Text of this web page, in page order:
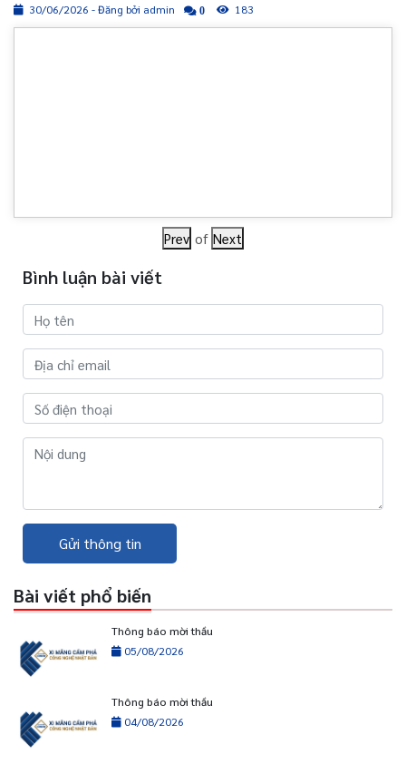
30/06/2026 - Đăng bởi admin 0 183
Prev of Next
Bình luận bài viết
Gửi thông tin
Bài viết phổ biến
Thông báo mời thầu
05/08/2026
Thông báo mời thầu
04/08/2026